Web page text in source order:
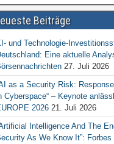
Beiträge
und Technologie-
Eine aktuelle
27. Juli 2026
as a Security Risk:
Cyberspace“ – Keynote
2026 21. Juli 2026
Intelligence And The
As We Know It”: Forbes